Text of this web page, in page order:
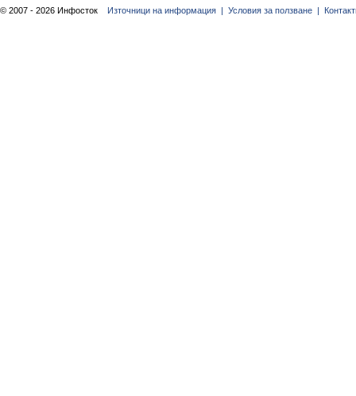
© 2007 - 2026 Инфосток Източници на информация | Условия за ползване |